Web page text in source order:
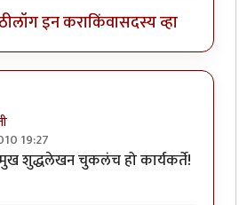
लॉग इन कराकिंवासदस्य व्हा
19:27
byबिपिन कार्यकर्ते
शुद्धलेखन चुकलंच हो कार्यकर्ते!